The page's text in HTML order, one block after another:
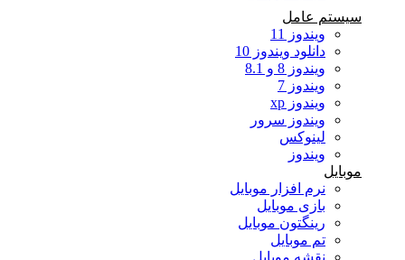
سیستم عامل
ویندوز 11
دانلود ویندوز 10
ویندوز 8 و 8.1
ویندوز 7
ویندوز xp
ویندوز سرور
لینوکس
ویندوز
نرم افزار موبایل
بازی موبایل
رینگتون موبایل
تم موبایل
نقشه موبایل